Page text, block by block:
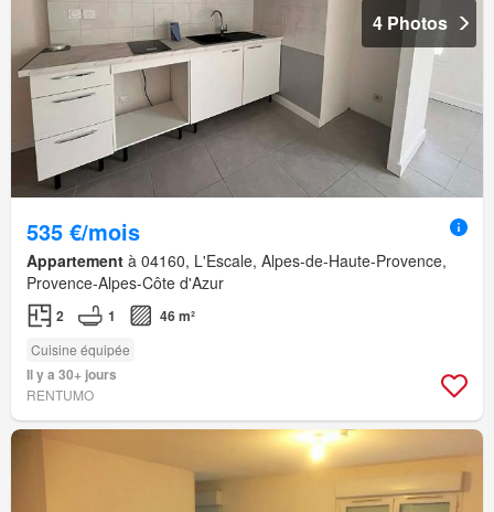
4 Photos
535 €/mois
Appartement à 04160, L'Escale, Alpes-de-Haute-Provence,
Provence-Alpes-Côte d'Azur
2 1 46 m²
Cuisine équipée
Il y a 30+ jours
RENTUMO